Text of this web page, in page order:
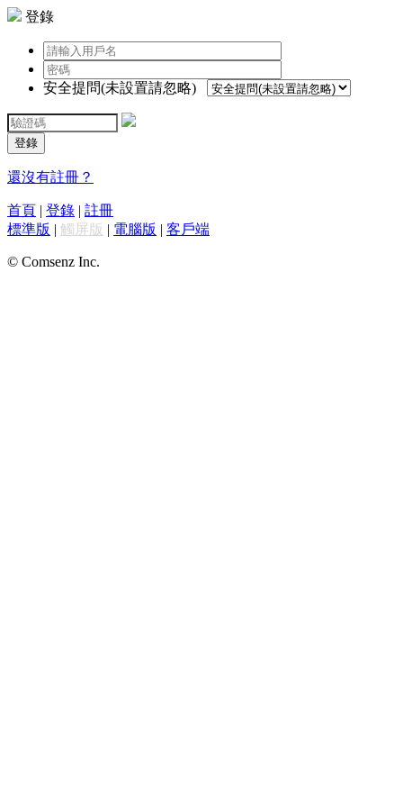
登錄
安全提問(未設置請忽略)
登錄
還沒有註冊？
首頁 | 登錄 | 註冊
標準版 | 觸屏版 | 電腦版 | 客戶端
© Comsenz Inc.